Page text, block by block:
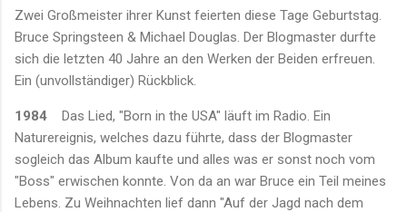
Zwei Großmeister ihrer Kunst feierten diese Tage Geburtstag.
Bruce Springsteen & Michael Douglas. Der Blogmaster durfte
sich die letzten 40 Jahre an den Werken der Beiden erfreuen.
Ein (unvollständiger) Rückblick.
1984
Das Lied, "Born in the USA" läuft im Radio. Ein
Naturereignis, welches dazu führte, dass der Blogmaster
sogleich das Album kaufte und alles was er sonst noch vom
"Boss" erwischen konnte. Von da an war Bruce ein Teil meines
Lebens. Zu Weihnachten lief dann "Auf der Jagd nach dem